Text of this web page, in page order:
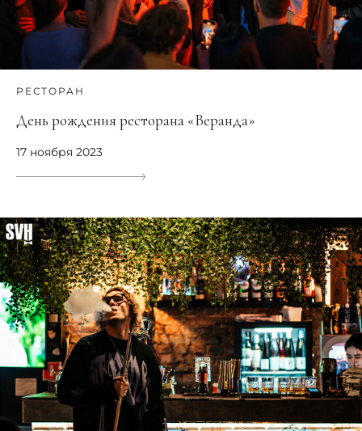
РЕСТОРАН
День рождения ресторана «Веранда»
17 ноября 2023